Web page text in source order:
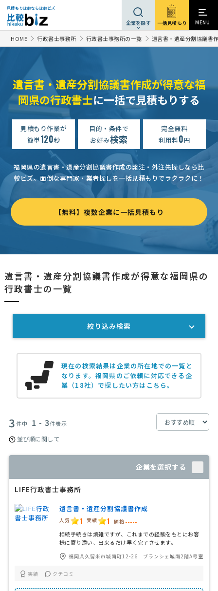
見積もり比較なら比較ビズ
企業を探す 一括見積もり MENU
HOME 行政書士事務所 行政書士事務所の一覧 遺言書・遺産分割協議書
遺言書・遺産分割協議書作成が得意な福
岡県の行政書士に一括で見積もりする
見積もり作業が
簡単120秒
目的・条件で
お好み検索
完全無料
利用料0円
福岡県の遺言書・遺産分割協議書作成の発注・外注先探しなら比
較ビズ。面倒な専門家・業者探しを一括見積もりでラクラクに！
【無料】複数企業に一括見積もり
遺言書・遺産分割協議書作成が得意な福岡県の
行政書士の一覧
現在の検索結果は企業の所在地での一覧と
なります。福岡県のご依頼に対応できる企
業（18社）で探したい方はこちら。
3件中 1 - 3件表示
並び順に関して
企業を選択する
LIFE行政書士事務所
遺言書・遺産分割協議書作成
人気 1 実績 1 価格 -----
相続手続きは煩雑ですが、これまでの経験をもとにお客
様に寄り添い、出来るだけ早く完了させます。
福岡県久留米市城南町12-26 ブランシェ城南2階A号室
実績 クチコミ
絞り込み検索